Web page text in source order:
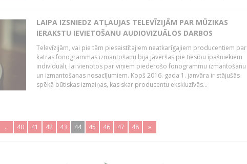
LAIPA IZSNIEDZ ATĻAUJAS TELEVĪZIJĀM PAR MŪZIKAS
IERAKSTU IEVIETOŠANU AUDIOVIZUĀLOS DARBOS
Televīzijām, vai pie tām piesaistītajiem neatkarīgajiem producentiem par
katras fonogrammas izmantošanu bija jāvēršas pie tiesību īpašniekiem
individuāli, lai vienotos par viņiem piederošo fonogrammu izmantošanu
un izmantošanas nosacījumiem. Kopš 2016. gada 1. janvāra ir stājušās
spēkā būtiskas izmaiņas, kas skar producentu ekskluzīvās...
.. 40 41 42 43 44 45 46 47 48 »